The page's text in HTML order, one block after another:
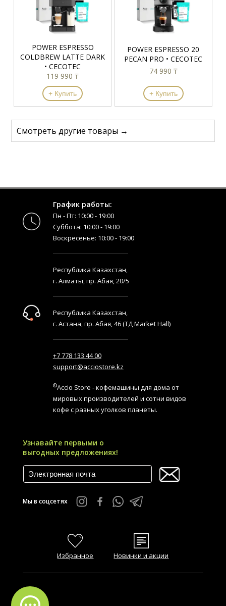
POWER ESPRESSO
COLDBREW LATTE DARK
• CECOTEC
119 990 ₸
+ Купить
POWER ESPRESSO 20
PECAN PRO • CECOTEC
74 990 ₸
+ Купить
Смотреть другие товары →
График работы:
Пн - Пт: 10:00 - 19:00
Суббота: 10:00 - 19:00
Воскресенье: 10:00 - 19:00
Республика Казахстан,
г. Алматы, пр. Абая, 20/5
Республика Казахстан,
г. Астана, пр. Абая, 46 (ТД Market Hall)
+7 778 133 44 00
support@acciostore.kz
©Accio Store - кофемашины для дома от
мировых производителей и сотни видов
кофе с разных уголков планеты.
Узнавайте первыми о
выгодных предложениях!
Мы в соцсетях
Избранное Новинки и акции
FAQ